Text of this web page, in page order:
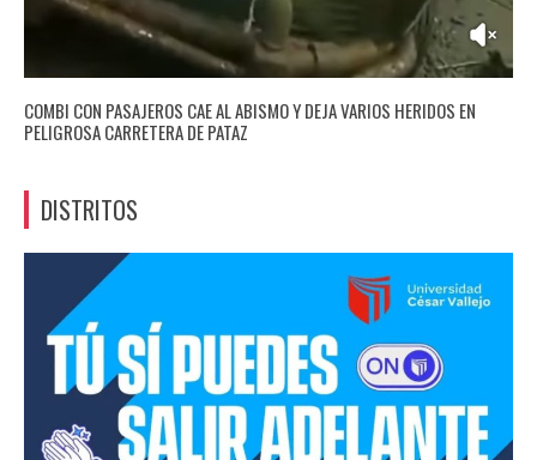
COMBI CON PASAJEROS CAE AL ABISMO Y DEJA VARIOS HERIDOS EN
PELIGROSA CARRETERA DE PATAZ
DISTRITOS